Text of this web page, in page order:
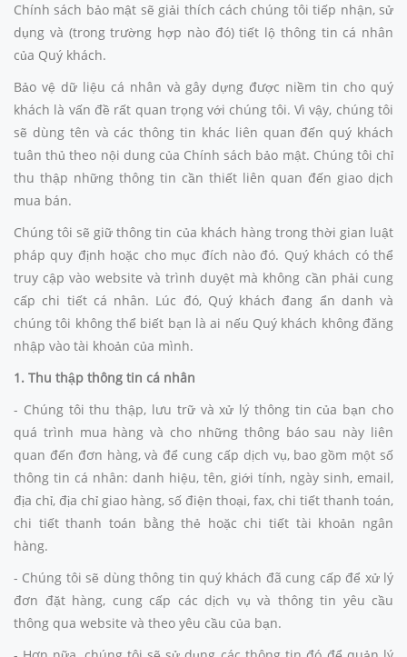
Chính sách bảo mật sẽ giải thích cách chúng tôi tiếp nhận, sử
dụng và (trong trường hợp nào đó) tiết lộ thông tin cá nhân
của Quý khách.
Bảo vệ dữ liệu cá nhân và gây dựng được niềm tin cho quý
khách là vấn đề rất quan trọng với chúng tôi. Vì vậy, chúng tôi
sẽ dùng tên và các thông tin khác liên quan đến quý khách
tuân thủ theo nội dung của Chính sách bảo mật. Chúng tôi chỉ
thu thập những thông tin cần thiết liên quan đến giao dịch
mua bán.
Chúng tôi sẽ giữ thông tin của khách hàng trong thời gian luật
pháp quy định hoặc cho mục đích nào đó. Quý khách có thể
truy cập vào website và trình duyệt mà không cần phải cung
cấp chi tiết cá nhân. Lúc đó, Quý khách đang ẩn danh và
chúng tôi không thể biết bạn là ai nếu Quý khách không đăng
nhập vào tài khoản của mình.
1. Thu thập thông tin cá nhân
- Chúng tôi thu thập, lưu trữ và xử lý thông tin của bạn cho
quá trình mua hàng và cho những thông báo sau này liên
quan đến đơn hàng, và để cung cấp dịch vụ, bao gồm một số
thông tin cá nhân: danh hiệu, tên, giới tính, ngày sinh, email,
địa chỉ, địa chỉ giao hàng, số điện thoại, fax, chi tiết thanh toán,
chi tiết thanh toán bằng thẻ hoặc chi tiết tài khoản ngân
hàng.
- Chúng tôi sẽ dùng thông tin quý khách đã cung cấp để xử lý
đơn đặt hàng, cung cấp các dịch vụ và thông tin yêu cầu
thông qua website và theo yêu cầu của bạn.